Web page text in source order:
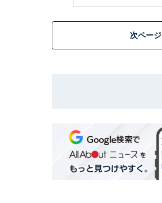
次ページ